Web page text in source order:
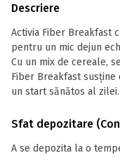
Descriere
Activia Fiber Breakfast
pentru un mic dejun
Cu un mix de cereale,
Fiber Breakfast
un start sănătos al zilei.
Sfat depozitare
A se depozita la o